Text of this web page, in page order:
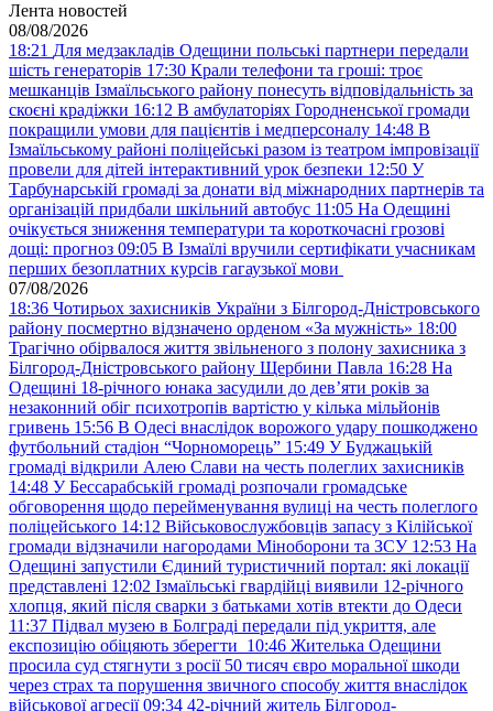
Лента новостей
08/08/2026
18:21 Для медзакладів Одещини польські партнери передали
шість генераторів 17:30 Крали телефони та гроші: троє
мешканців Ізмаїльського району понесуть відповідальність за
скоєні крадіжки 16:12 В амбулаторіях Городненської громади
покращили умови для пацієнтів і медперсоналу 14:48 В
Ізмаїльському районі поліцейські разом із театром імпровізації
провели для дітей інтерактивний урок безпеки 12:50 У
Тарбунарській громаді за донати від міжнародних партнерів та
організацій придбали шкільний автобус 11:05 На Одещині
очікується зниження температури та короткочасні грозові
дощі: прогноз 09:05 В Ізмаїлі вручили сертифікати учасникам
перших безоплатних курсів гагаузької мови
07/08/2026
18:36 Чотирьох захисників України з Білгород-Дністровського
району посмертно відзначено орденом «За мужність» 18:00
Трагічно обірвалося життя звільненого з полону захисника з
Білгород-Дністровського району Щербини Павла 16:28 На
Одещині 18-річного юнака засудили до дев’яти років за
незаконний обіг психотропів вартістю у кілька мільйонів
гривень 15:56 В Одесі внаслідок ворожого удару пошкоджено
футбольний стадіон “Чорноморець” 15:49 У Буджацькій
громаді відкрили Алею Слави на честь полеглих захисників
14:48 У Бессарабській громаді розпочали громадське
обговорення щодо перейменування вулиці на честь полеглого
поліцейського 14:12 Військовослужбовців запасу з Кілійської
громади відзначили нагородами Міноборони та ЗСУ 12:53 На
Одещині запустили Єдиний туристичний портал: які локації
представлені 12:02 Ізмаїльські гвардійці виявили 12-річного
хлопця, який після сварки з батьками хотів втекти до Одеси
11:37 Підвал музею в Болграді передали під укриття, але
експозицію обіцяють зберегти 10:46 Жителька Одещини
просила суд стягнути з росії 50 тисяч євро моральної шкоди
через страх та порушення звичного способу життя внаслідок
військової агресії 09:34 42-річний житель Білгород-